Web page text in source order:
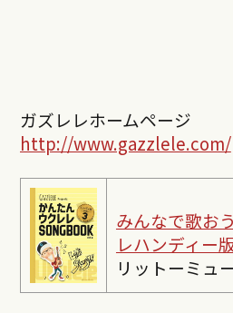
ガズレレホームページ
http://www.gazzlele.com/
みんなで歌お
レハンディー
リットーミュ